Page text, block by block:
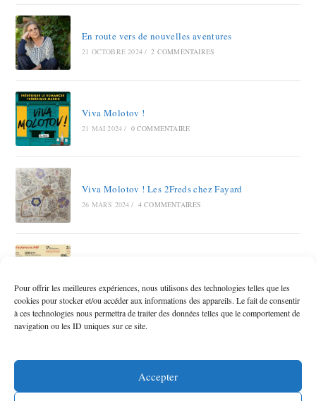
Pour offrir les meilleures expériences, nous utilisons des technologies telles que les
cookies pour stocker et/ou accéder aux informations des appareils. Le fait de consentir
à ces technologies nous permettra de traiter des données telles que le comportement de
navigation ou les ID uniques sur ce site.
Accepter
En route vers de nouvelles aventures
21 OCTOBRE 2024 / 2 COMMENTAIRES
Viva Molotov !
21 MAI 2024 / 0 COMMENTAIRE
Viva Molotov ! Les 2Freds chez Fayard
26 MARS 2024 / 4 COMMENTAIRES